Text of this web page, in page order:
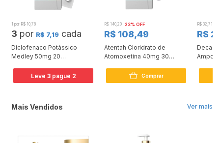
1 por R$ 10,78
3 por R$ 7,19 cada
Diclofenaco Potássico
Medley 50mg 20
Leve 3pague 2
R$ 140,20 23% OFF
R$ 108,49
Atentah Cloridrato de
Atomoxetina 40mg 30
Comprar
R$ 32,71
R$
Deca
Ampola
Ver mais
Mais Vendidos